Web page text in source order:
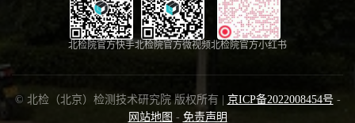
北检院官方快手北检院官方微视频北检院官方小红书
© 北检（北京）检测技术研究院 版权所有 | 京ICP备2022008454号 -
网站地图 - 免责声明